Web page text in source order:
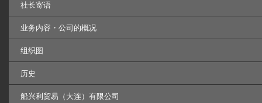
社长寄语
业务内容・公司的概况
组织图
历史
船兴利贸易（大连）有限公司